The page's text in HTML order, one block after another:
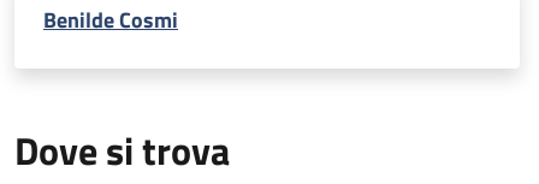
Eco Color Doppler VENE ILIACHE
Eco Color Doppler VENOSO ARTI INFERIORI
Eco Color Doppler VENOSO ARTI SUPERIORI
Benilde Cosmi
Dove si trova